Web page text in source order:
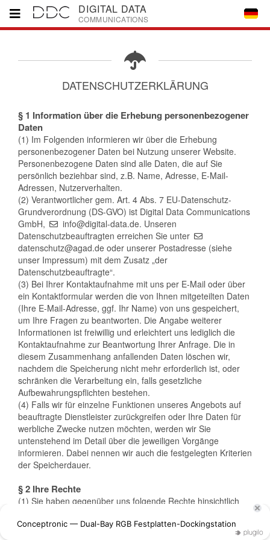
DIGITAL DATA
COMMUNICATIONS
Home
Partner
Downloads
Unternehmen
Kontakt
DATENSCHUTZERKLÄRUNG
§ 1 Information über die Erhebung personenbezogener
Daten
(1) Im Folgenden informieren wir über die Erhebung
personenbezogener Daten bei Nutzung unserer Website.
Personenbezogene Daten sind alle Daten, die auf Sie
persönlich beziehbar sind, z.B. Name, Adresse, E-Mail-
Adressen, Nutzerverhalten.
(2) Verantwortlicher gem. Art. 4 Abs. 7 EU-Datenschutz-
Grundverordnung (DS-GVO) ist Digital Data Communications
GmbH,
info@digital-data.de. Unseren
Datenschutzbeauftragten erreichen Sie unter
datenschutz@agad.de oder unserer Postadresse (siehe
unser Impressum) mit dem Zusatz „der
Datenschutzbeauftragte“.
(3) Bei Ihrer Kontaktaufnahme mit uns per E-Mail oder über
ein Kontaktformular werden die von Ihnen mitgeteilten Daten
(Ihre E-Mail-Adresse, ggf. Ihr Name) von uns gespeichert,
um Ihre Fragen zu beantworten. Die Angabe weiterer
Informationen ist freiwillig und erleichtert uns lediglich die
Kontaktaufnahme zur Beantwortung Ihrer Anfrage. Die in
diesem Zusammenhang anfallenden Daten löschen wir,
nachdem die Speicherung nicht mehr erforderlich ist, oder
schränken die Verarbeitung ein, falls gesetzliche
Aufbewahrungspflichten bestehen.
(4) Falls wir für einzelne Funktionen unseres Angebots auf
beauftragte Dienstleister zurückgreifen oder Ihre Daten für
werbliche Zwecke nutzen möchten, werden wir Sie
untenstehend im Detail über die jeweiligen Vorgänge
informieren. Dabei nennen wir auch die festgelegten Kriterien
der Speicherdauer.
§ 2 Ihre Rechte
(1) Sie haben gegenüber uns folgende Rechte hinsichtlich